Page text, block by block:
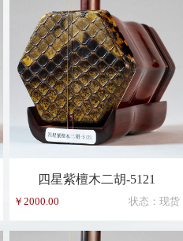
四星紫檀木二胡-5121
￥2000.00 状态：现货